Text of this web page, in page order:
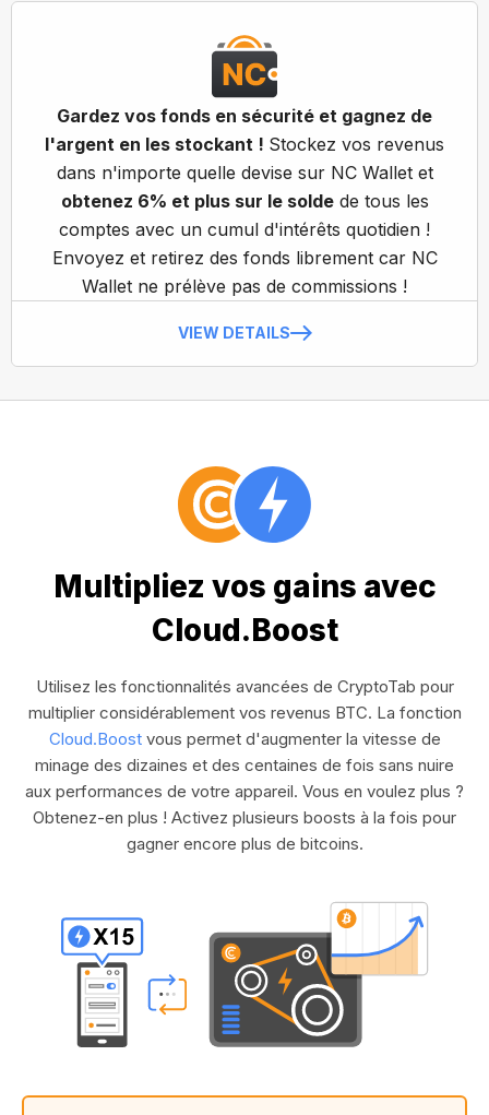
Gardez vos fonds en sécurité et gagnez de
l'argent en les stockant ! Stockez vos revenus
dans n'importe quelle devise sur NC Wallet et
obtenez 6% et plus sur le soldede tous les
comptes avec un cumul d'intérêts quotidien !
Envoyez et retirez des fonds librement car NC
Wallet ne prélève pas de commissions !
VIEW DETAILS
Multipliez vos gains avec
Cloud.Boost
Utilisez les fonctionnalités avancées de CryptoTab pour
multiplier considérablement vos revenus BTC. La fonction
Cloud.Boostvous permet d'augmenter la vitesse de
minage des dizaines et des centaines de fois sans nuire
aux performances de votre appareil. Vous en voulez plus ?
Obtenez-en plus ! Activez plusieurs boosts à la fois pour
gagner encore plus de bitcoins.